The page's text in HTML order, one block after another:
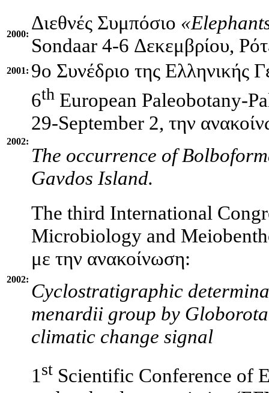
2000:
Διεθνές Συμπόσιο
Sondaar 4-6 Δεκεμβρίου,
2001: 9o Συνέδριο της Ελληνικής
2002:
6th European Paleobotany-
29-September 2, την
The occurrence of
Gavdos Island.
2002:
The third International
Microbiology and
με την ανακοίνωση:
Cyclostratigraphic
menardii group by
climatic change signal
1st Scientific Conference of